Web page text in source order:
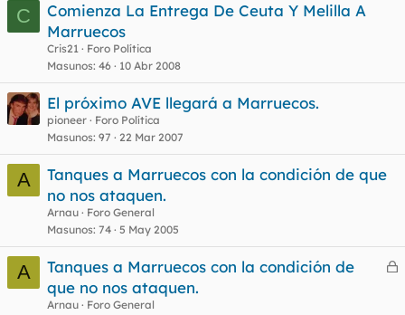
C
Comienza La Entrega De Ceuta Y Melilla A
Marruecos
Cris21
Foro Política
Masunos 46 10 Abr 2008
El próximo AVE llegará a Marruecos.
pioneer
Foro Política
Masunos 97 22 Mar 2007
A
Tanques a Marruecos con la condición de que
no nos ataquen.
Arnau
Foro General
Masunos 74 5 May 2005
A
C
Tanques a Marruecos con la condición de
que no nos ataquen.
Arnau
Foro General